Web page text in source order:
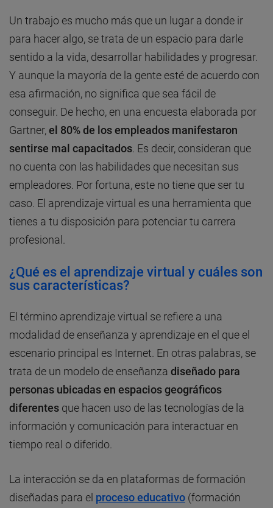
Un trabajo es mucho más que un lugar a donde ir
para hacer algo, se trata de un espacio para darle
sentido a la vida, desarrollar habilidades y progresar.
Y aunque la mayoría de la gente esté de acuerdo con
esa afirmación, no significa que sea fácil de
conseguir. De hecho, en una encuesta elaborada por
Gartner,el 80% de los empleados manifestaron
sentirse mal capacitados . Es decir, consideran que
no cuenta con las habilidades que necesitan sus
empleadores. Por fortuna, este no tiene que ser tu
caso. El aprendizaje virtual es una herramienta que
tienes a tu disposición para potenciar tu carrera
profesional.
¿Qué es el aprendizaje virtual y cuáles son
sus características?
El término aprendizaje virtual se refiere a una
modalidad de enseñanza y aprendizaje en el que el
escenario principal es Internet. En otras palabras, se
trata de un modelo de enseñanza diseñado para
personas ubicadas en espacios geográficos
diferentes que hacen uso de las tecnologías de la
información y comunicación para interactuar en
tiempo real o diferido.
La interacción se da en plataformas de formación
diseñadas para el proceso educativo (formación